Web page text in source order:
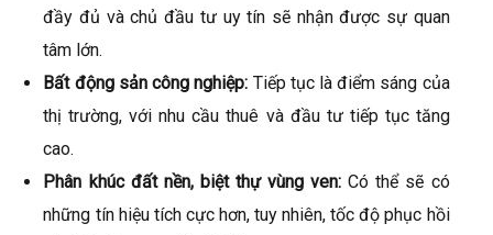
đầy đủ và chủ đầu tư uy tín sẽ nhận được sự quan
tâm lớn.
Bất động sản công nghiệp: Tiếp tục là điểm sáng của
thị trường, với nhu cầu thuê và đầu tư tiếp tục tăng
cao.
Phân khúc đất nền, biệt thự vùng ven: Có thể sẽ có
những tín hiệu tích cực hơn, tuy nhiên, tốc độ phục hồi